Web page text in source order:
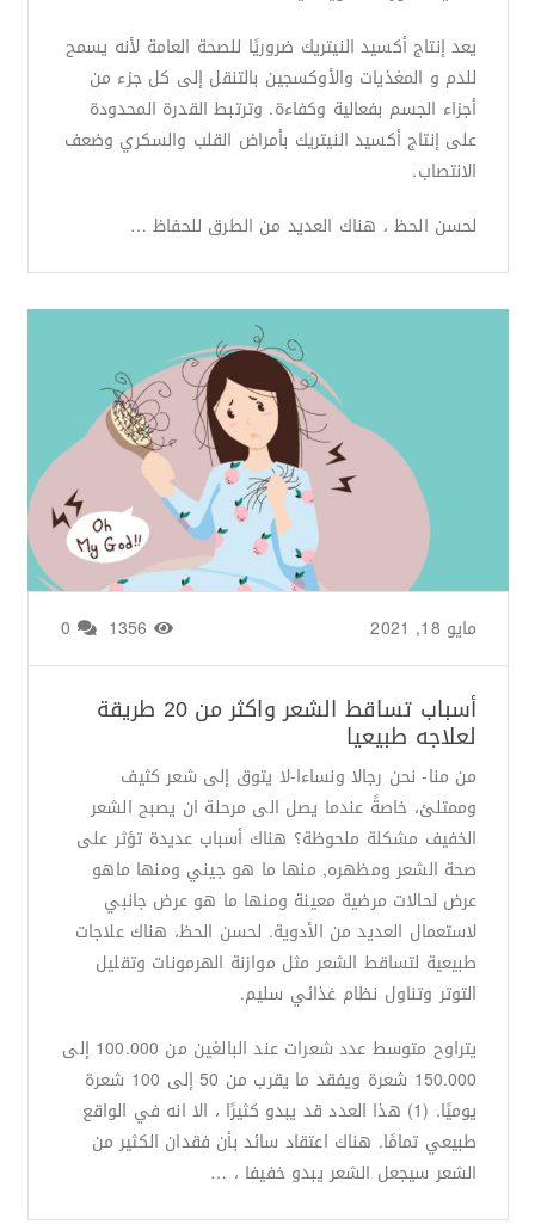
يعد إنتاج أكسيد النيتريك ضروريًا للصحة العامة لأنه يسمح
للدم و المغذيات والأوكسجين بالتنقل إلى كل جزء من
أجزاء الجسم بفعالية وكفاءة. وترتبط القدرة المحدودة
على إنتاج أكسيد النيتريك بأمراض القلب والسكري وضعف
الانتصاب.
لحسن الحظ ، هناك العديد من الطرق للحفاظ …
من طرف مايو 18, 2021
أسباب تساقط الشعر واكثر من 20 طريقة
لعلاجه طبيعيا
من منا- نحن رجالا ونساءا-لا يتوق إلى شعر كثيف
وممتلئ، خاصةً عندما يصل الى مرحلة ان يصبح الشعر
الخفيف مشكلة ملحوظة؟ هناك أسباب عديدة تؤثر على
صحة الشعر ومظهره, منها ما هو جيني ومنها ماهو
عرض لحالات مرضية معينة ومنها ما هو عرض جانبي
لاستعمال العديد من الأدوية. لحسن الحظ، هناك علاجات
طبيعية لتساقط الشعر مثل موازنة الهرمونات وتقليل
التوتر وتناول نظام غذائي سليم.
يتراوح متوسط ​​عدد شعرات عند البالغين من 100.000 إلى
150.000 شعرة ويفقد ما يقرب من 50 إلى 100 شعرة
يوميًا. (1) هذا العدد قد يبدو كثيرًا ، الا انه في الواقع
طبيعي تمامًا. هناك اعتقاد سائد بأن فقدان الكثير من
الشعر سيجعل الشعر يبدو خفيفا ، …